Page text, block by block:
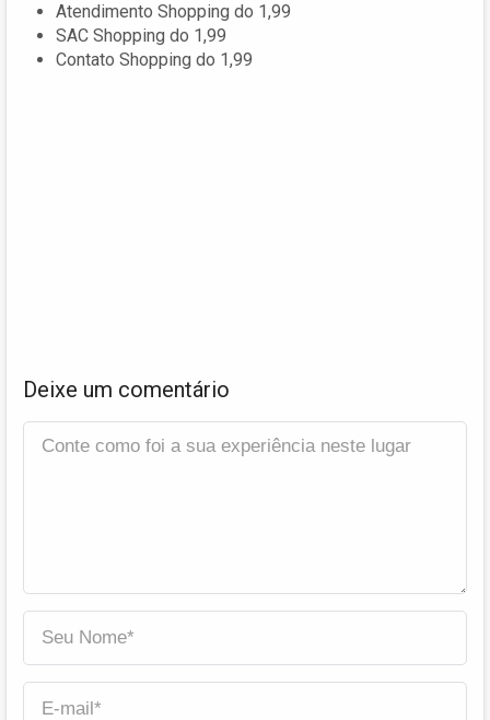
Atendimento Shopping do 1,99
SAC Shopping do 1,99
Contato Shopping do 1,99
Deixe um comentário